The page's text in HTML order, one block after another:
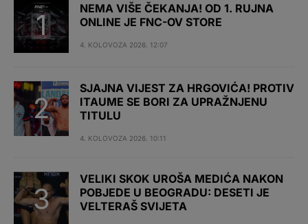
NEMA VIŠE ČEKANJA! OD 1. RUJNA
ONLINE JE FNC-OV STORE
4. KOLOVOZA 2026. 12:07
SJAJNA VIJEST ZA HRGOVIĆA! PROTIV
ITAUME SE BORI ZA UPRAŽNJENU
TITULU
4. KOLOVOZA 2026. 10:11
VELIKI SKOK UROŠA MEDIĆA NAKON
POBJEDE U BEOGRADU: DESETI JE
VELTERAŠ SVIJETA